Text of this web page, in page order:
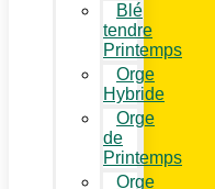
Blé
tendre
Printemps
Orge
Hybride
Orge
de
Printemps
Orge